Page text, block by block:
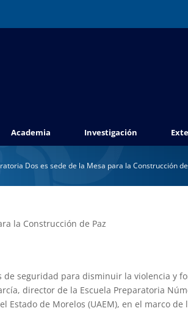
Academia Investigación
Dos es sede de la Mesa para la Construcción
la Construcción de Paz
de seguridad para disminuir la violencia y
director de la Escuela Preparatoria
Estado de Morelos (UAEM), en el marco